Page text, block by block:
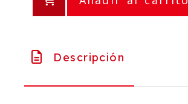
Descripción